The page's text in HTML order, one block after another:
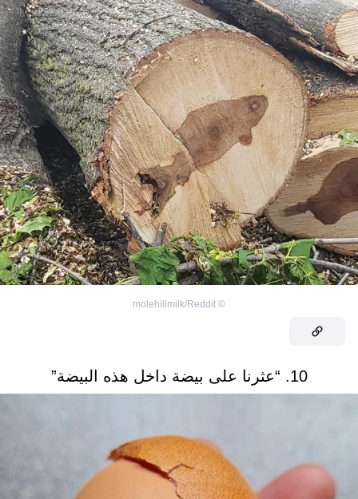
©
molehillmilk/Reddit
10. “عثرنا على بيضة داخل هذه البيضة”